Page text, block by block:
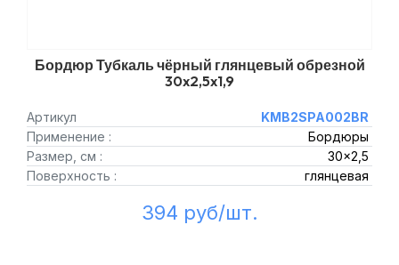
Бордюр Тубкаль чёрный глянцевый обрезной
30x2,5x1,9
Артикул
KMB2SPA002BR
Применение :
Бордюры
Размер, см :
30x2,5
Поверхность :
глянцевая
394 руб/шт.